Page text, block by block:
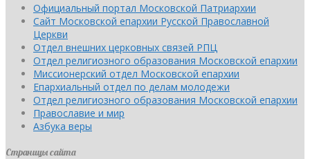
Официальный портал Московской Патриархии
Сайт Московской епархии Русской Православной
Церкви
Отдел внешних церковных связей РПЦ
Отдел религиозного образования Московской епархии
Миссионерский отдел Московской епархии
Епархиальный отдел по делам молодежи
Отдел религиозного образования Московской епархии
Православие и мир
Азбука веры
Страницы сайта